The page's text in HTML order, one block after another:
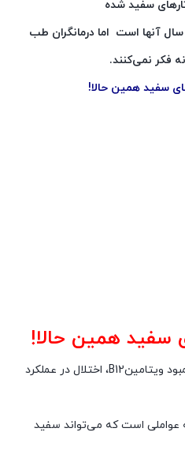
سفید‌ شده‌
آنها است اما درمانگران طب
فکر نمی‌کنند.
سفید همین حالا!
سفید همین حالا!
از دیدگاه درمانگران طب سنتی کمبود ویتامینB12، اختلال در عملکرد
عواملی است که می‌تواند سفید